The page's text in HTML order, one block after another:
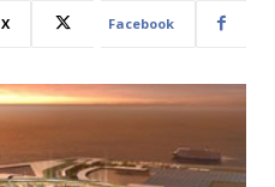
Facebook
X